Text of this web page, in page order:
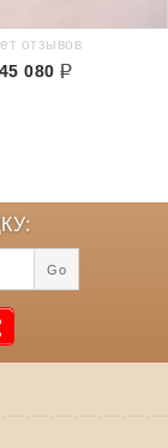
отзывов
45 080
Go